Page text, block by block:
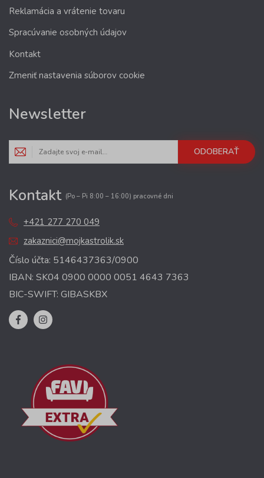
Reklamácia a vrátenie tovaru
Spracúvanie osobných údajov
Kontakt
Zmeniť nastavenia súborov cookie
Newsletter
ODOBERAŤ
Kontakt (Po – Pi 8:00 – 16:00) pracovné dni
+421 277 270 049
zakaznici@mojkastrolik.sk
Číslo účta: 5146437363/0900
IBAN: SK04 0900 0000 0051 4643 7363
BIC-SWIFT: GIBASKBX